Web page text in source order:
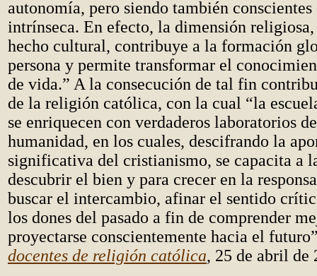
autonomía, pero siendo también conscientes
intrínseca. En efecto, la dimensión
hecho cultural, contribuye a la formación
persona y permite transformar el
de vida.” A la consecución de tal fin
de la religión católica, con la cual “la
se enriquecen con verdaderos laboratorios
humanidad, en los cuales, descifrando la
significativa del cristianismo, se capacita a
descubrir el bien y para crecer en la
buscar el intercambio, afinar el sentido
los dones del pasado a fin de comprender
proyectarse conscientemente hacia el
docentes de religión católica, 25 de abril de